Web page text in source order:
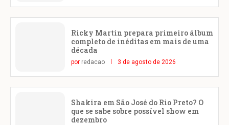
Ricky Martin prepara primeiro álbum
completo de inéditas em mais de uma
década
por redacao 3 de agosto de 2026
Shakira em São José do Rio Preto? O
que se sabe sobre possível show em
dezembro